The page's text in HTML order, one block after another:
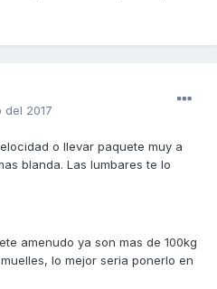
del 2017
o llevar paquete muy a
blanda. Las lumbares te lo
amenudo ya son mas de 100kg
lo mejor seria ponerlo en